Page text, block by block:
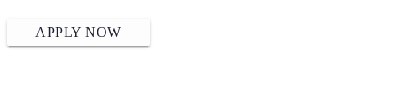
APPLY NOW